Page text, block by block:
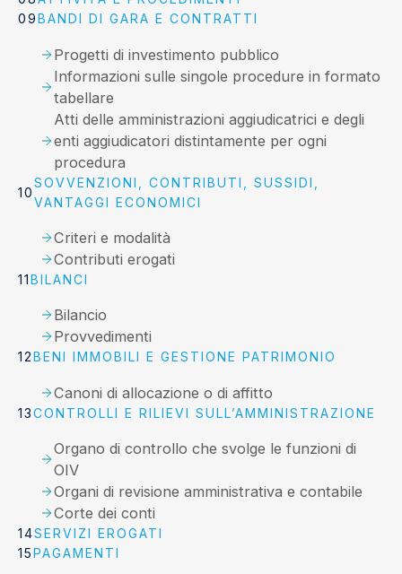
BANDI DI GARA E CONTRATTI
Progetti di investimento pubblico
Informazioni sulle singole procedure in formato
tabellare
Atti delle amministrazioni aggiudicatrici e degli
enti aggiudicatori distintamente per ogni
procedura
SOVVENZIONI, CONTRIBUTI, SUSSIDI,
VANTAGGI ECONOMICI
Criteri e modalità
Contributi erogati
BILANCI
Bilancio
Provvedimenti
BENI IMMOBILI E GESTIONE PATRIMONIO
Canoni di allocazione o di affitto
CONTROLLI E RILIEVI SULL’AMMINISTRAZIONE
Organo di controllo che svolge le funzioni di
OIV
Organi di revisione amministrativa e contabile
Corte dei conti
SERVIZI EROGATI
PAGAMENTI